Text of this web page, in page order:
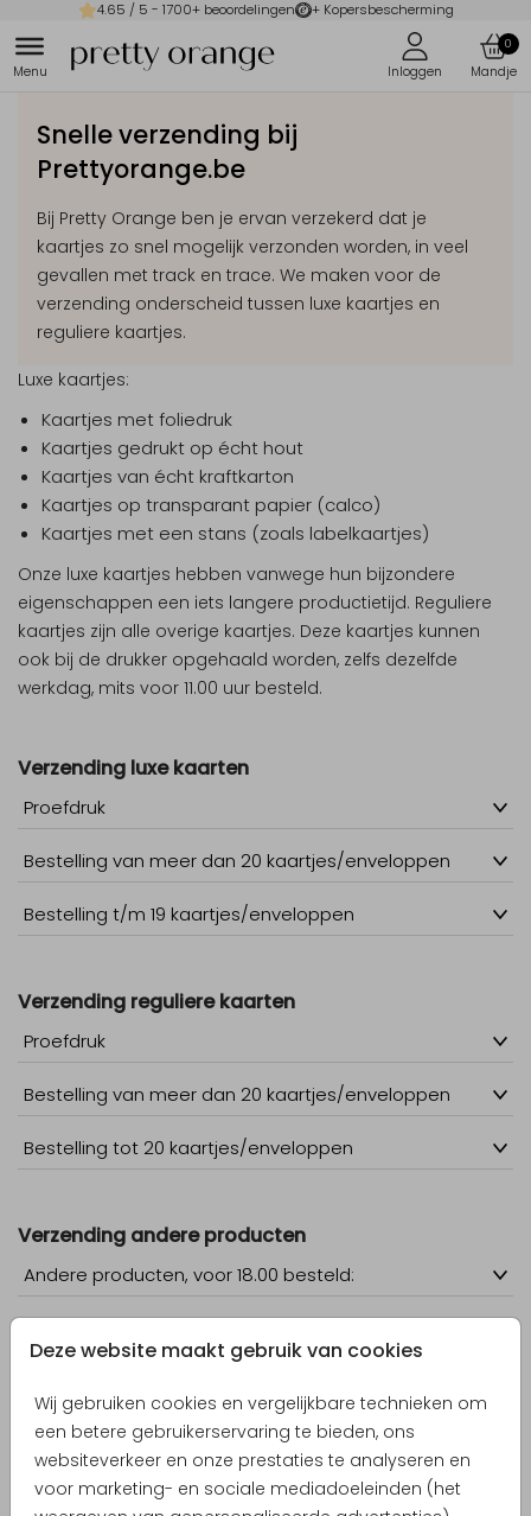
4.65 / 5 - 1700+ beoordelingen + Kopersbescherming
0
Deze website maakt gebruik van cookies
Wij gebruiken cookies en vergelijkbare technieken om
een betere gebruikerservaring te bieden, ons
websiteverkeer en onze prestaties te analyseren en
voor marketing- en sociale mediadoeleinden (het
Snelle verzending bij
Prettyorange.be
Bij Pretty Orange ben je ervan verzekerd dat je
kaartjes zo snel mogelijk verzonden worden, in veel
gevallen met track en trace. We maken voor de
verzending onderscheid tussen luxe kaartjes en
reguliere kaartjes.
Luxe kaartjes:
Kaartjes met foliedruk
Kaartjes gedrukt op écht hout
Kaartjes van écht kraftkarton
Kaartjes op transparant papier (calco)
Kaartjes met een stans (zoals labelkaartjes)
Onze luxe kaartjes hebben vanwege hun bijzondere
eigenschappen een iets langere productietijd. Reguliere
kaartjes zijn alle overige kaartjes. Deze kaartjes kunnen
ook bij de drukker opgehaald worden, zelfs dezelfde
werkdag, mits voor 11.00 uur besteld.
Verzending luxe kaarten
Proefdruk
Bestelling van meer dan 20 kaartjes/enveloppen
Bestelling t/m 19 kaartjes/enveloppen
Verzending reguliere kaarten
Proefdruk
Bestelling van meer dan 20 kaartjes/enveloppen
Bestelling tot 20 kaartjes/enveloppen
Verzending andere producten
Andere producten, voor 18.00 besteld:
Overige vragen
Verzendkost
Portokosten per kaartje
Wat als ik niet thuis ben bij aflevering